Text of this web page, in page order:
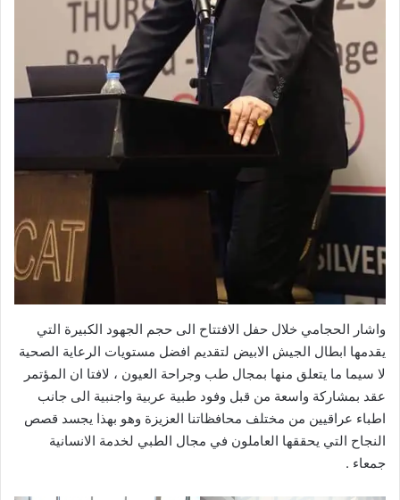
واشار الحجامي خلال حفل الافتتاح الى حجم الجهود الكبيرة التي
يقدمها ابطال الجيش الابيض لتقديم افضل مستويات الرعاية الصحية
لا سيما ما يتعلق منها بمجال طب وجراحة العيون ، لافتا ان المؤتمر
عقد بمشاركة واسعة من قبل وفود طبية عربية واجنبية الى جانب
اطباء عراقيين من مختلف محافظاتنا العزيزة وهو بهذا يجسد قصص
النجاح التي يحققها العاملون في مجال الطبي لخدمة الانسانية
جمعاء .